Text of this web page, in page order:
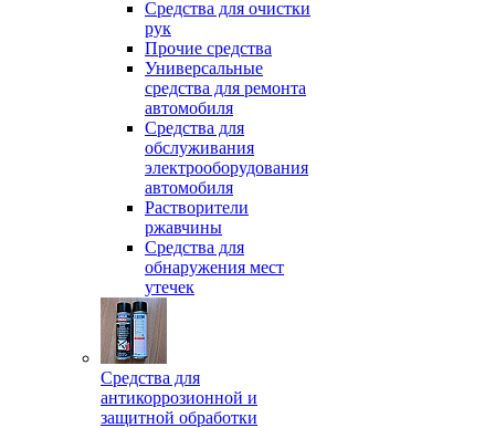
Средства для очистки
рук
Прочие средства
Универсальные
средства для ремонта
автомобиля
Средства для
обслуживания
электрооборудования
автомобиля
Растворители
ржавчины
Средства для
обнаружения мест
утечек
Средства для
антикоррозионной и
защитной обработки